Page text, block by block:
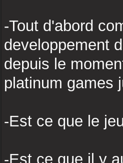
-Tout d'abord
developpement
depuis le
platinum games
-Est ce que le
-Est ce que il y